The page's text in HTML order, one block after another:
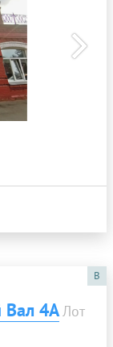
B
Вал 4АЛот